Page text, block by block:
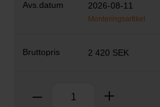
2026-08-11
Monteringsartikel
2 420 SEK
Ta bort